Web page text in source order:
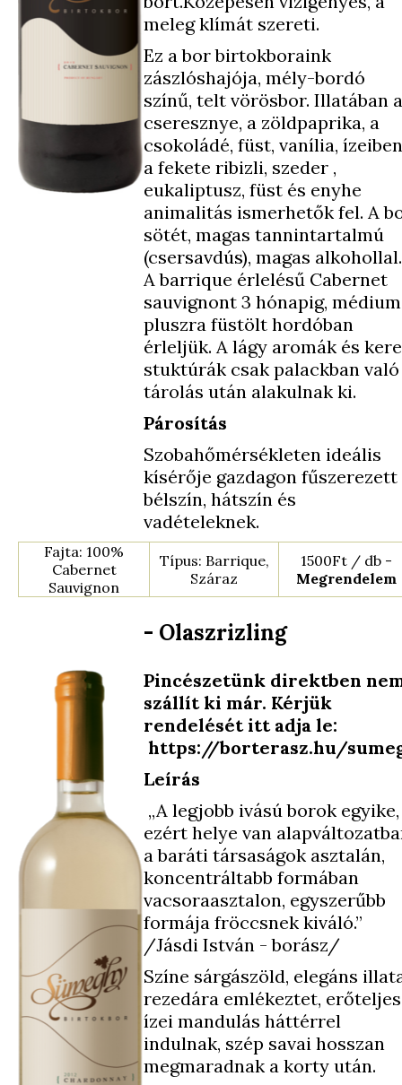
meleg klímát szereti.
Ez a bor birtokboraink
zászlóshajója, mély-bordó
színű, telt vörösbor. Illatában a
cseresznye, a zöldpaprika, a
csokoládé, füst, vanília, ízeiben
a fekete ribizli, szeder ,
eukaliptusz, füst és enyhe
animalitás ismerhetők fel. A
sötét, magas tannintartalmú
(csersavdús), magas alkohollal.
A barrique érlelésű Cabernet
sauvignont 3 hónapig,
pluszra füstölt hordóban
érleljük. A lágy aromák és
stuktúrák csak palackban való
tárolás után alakulnak ki.
Párosítás
Szobahőmérsékleten ideális
kísérője gazdagon fűszerezett
bélszín, hátszín és
vadételeknek.
Fajta: 100%
Cabernet
Sauvignon
Típus: Barrique,
Száraz
1500Ft / db -
Megrendelem
- Olaszrizling
Pincészetünk direktben
szállít ki már. Kérjük
rendelését itt adja le:
https://borterasz.hu/
Leírás
„A legjobb ivású borok egyike,
ezért helye van
a baráti társaságok asztalán,
koncentráltabb formában
vacsoraasztalon, egyszerűbb
formája fröccsnek kiváló.”
/Jásdi István - borász/
Színe sárgászöld, elegáns
rezedára emlékeztet, erőteljes
ízei mandulás háttérrel
indulnak, szép savai hosszan
megmaradnak a korty után.